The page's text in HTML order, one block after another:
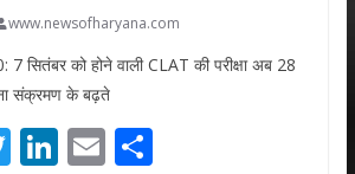
www.newsofharyana.com
सितंबर को होने वाली CLAT की परीक्षा अब 28
संक्रमण के बढ़ते
T Li E S